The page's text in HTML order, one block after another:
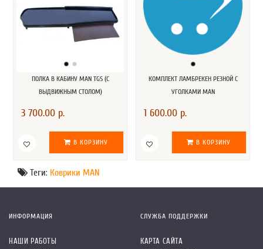
ПОЛКА В КАБИНУ MAN TGS (С
ВЫДВИЖНЫМ СТОЛОМ)
3 700.00 р.
В КОРЗИНУ
КОМПЛЕКТ ЛАМБРЕКЕН РЕЗНОЙ С
УГОЛКАМИ MAN
1 600.00 р.
В КОРЗИНУ
Теги: Коврики MAN
ИНФОРМАЦИЯ
НАШИ РАБОТЫ
СЛУЖБА ПОДДЕРЖКИ
КАРТА САЙТА